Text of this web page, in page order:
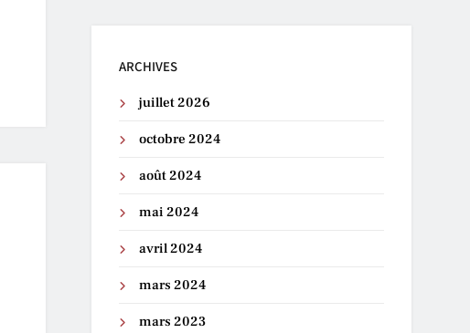
ARCHIVES
juillet 2026
octobre 2024
août 2024
mai 2024
avril 2024
mars 2024
mars 2023